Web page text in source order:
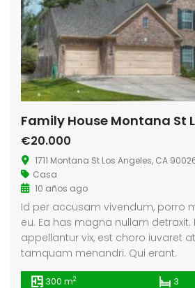
Family House Montana St
€20.000
1711 Montana St Los Angeles, CA
Casa
10 años ago
Id per accusam vivendum, porro
eu. Ea has magna nullam
appellantur vix, est choro iuvaret
tamquam menandri. Qui erant.
300 m2 3